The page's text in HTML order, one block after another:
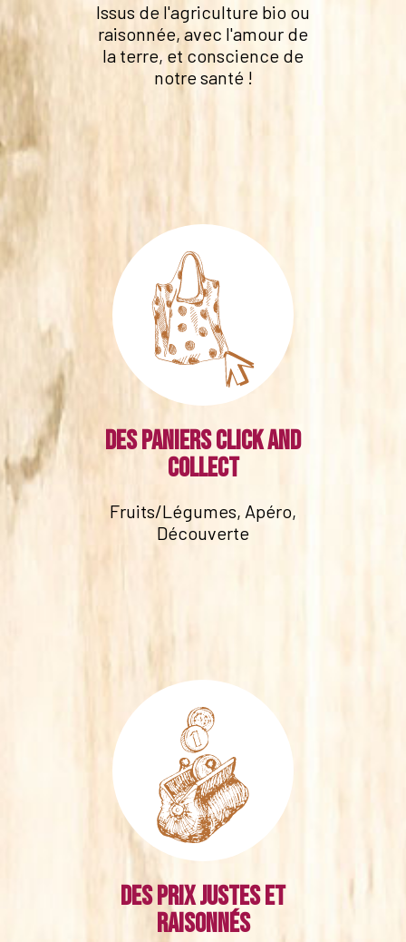
Issus de l'agriculture bio ou
raisonnée, avec l'amour de
la terre, et conscience de
notre santé !
Des paniers click and
collect
Fruits/Légumes, Apéro,
Découverte
Des prix justes et
raisonnés